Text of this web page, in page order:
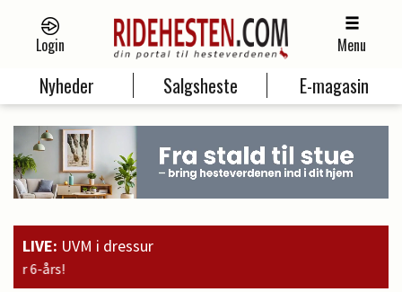
Login Menu
Nyheder Salgsheste E-magasin
LIVE: UVM i dressur